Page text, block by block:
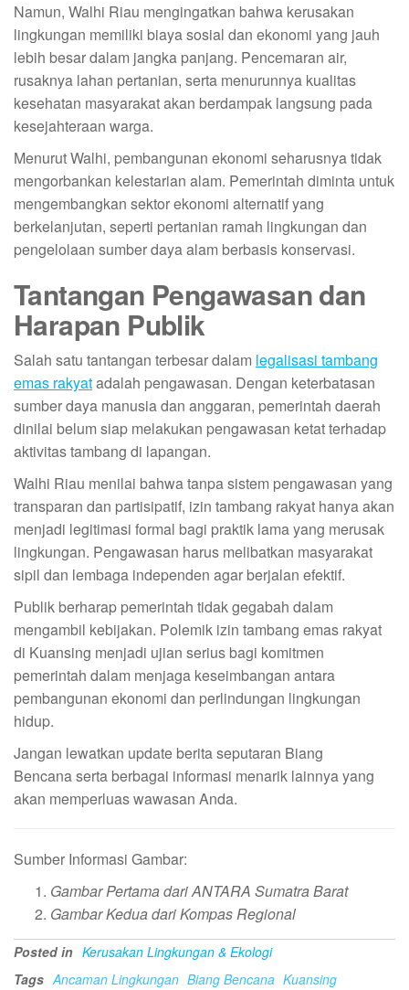
Namun, Walhi Riau mengingatkan bahwa kerusakan
lingkungan memiliki biaya sosial dan ekonomi yang jauh
lebih besar dalam jangka panjang. Pencemaran air,
rusaknya lahan pertanian, serta menurunnya kualitas
kesehatan masyarakat akan berdampak langsung pada
kesejahteraan warga.
Menurut Walhi, pembangunan ekonomi seharusnya tidak
mengorbankan kelestarian alam. Pemerintah diminta untuk
mengembangkan sektor ekonomi alternatif yang
berkelanjutan, seperti pertanian ramah lingkungan dan
pengelolaan sumber daya alam berbasis konservasi.
Tantangan Pengawasan dan
Harapan Publik
Salah satu tantangan terbesar dalam legalisasi tambang
emas rakyatadalah pengawasan. Dengan keterbatasan
sumber daya manusia dan anggaran, pemerintah daerah
dinilai belum siap melakukan pengawasan ketat terhadap
aktivitas tambang di lapangan.
Walhi Riau menilai bahwa tanpa sistem pengawasan yang
transparan dan partisipatif, izin tambang rakyat hanya akan
menjadi legitimasi formal bagi praktik lama yang merusak
lingkungan. Pengawasan harus melibatkan masyarakat
sipil dan lembaga independen agar berjalan efektif.
Publik berharap pemerintah tidak gegabah dalam
mengambil kebijakan. Polemik izin tambang emas rakyat
di Kuansing menjadi ujian serius bagi komitmen
pemerintah dalam menjaga keseimbangan antara
pembangunan ekonomi dan perlindungan lingkungan
hidup.
Jangan lewatkan update berita seputaran Biang
Bencana serta berbagai informasi menarik lainnya yang
akan memperluas wawasan Anda.
Sumber Informasi Gambar:
Gambar Pertama dari ANTARA Sumatra Barat
Gambar Kedua dari Kompas Regional
Posted in Kerusakan Lingkungan & Ekologi
Tags Ancaman Lingkungan Biang Bencana Kuansing